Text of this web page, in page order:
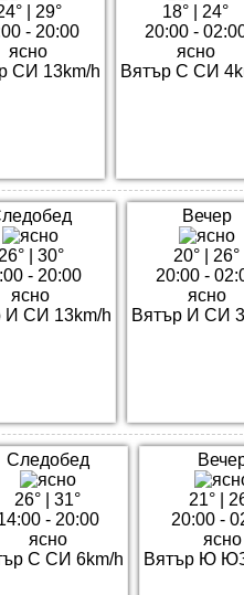
| 29°
- 20:00
ясно
СИ 13km/h
18°
24°
20:00 -
ясно
Вятър С СИ
26°| 30°
- 20:00
ясно
И СИ 13km/h
Вечер
20°
26°
20:00 -
ясно
Вятър И СИ
Следобед
26°
31°
- 20:00
ясно
С СИ 6km/h
21°
20:00 -
ясно
Вятър Ю